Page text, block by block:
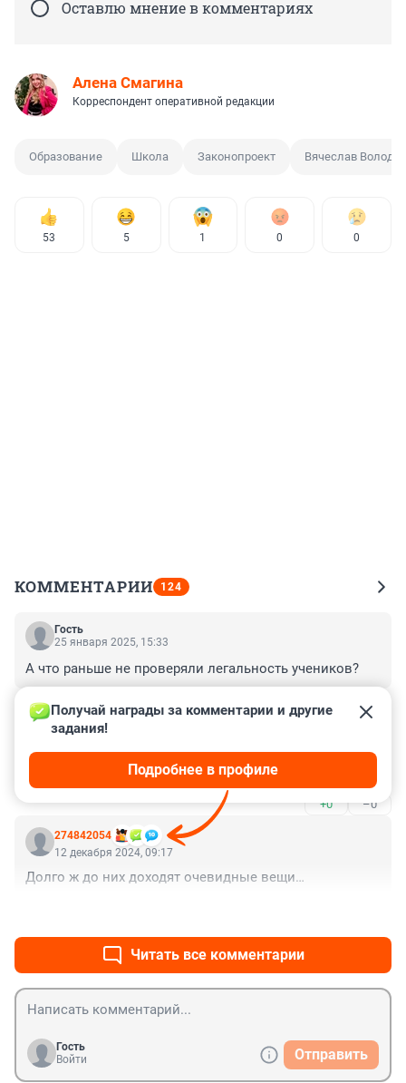
Оставлю мнение в комментариях
Алена Смагина
Корреспондент оперативной редакции
Образование Школа Законопроект Вячеслав
53 5 1 0 0
КОММЕНТАРИИ 124
Гость
25 января 2025, 15:33
А что раньше не проверяли легальность учеников?
–0
Гость
Самое верное решение, чтоб их тут вообще не было
+0 –0
274842054
Получай награды за комментарии и другие
задания!
Подробнее в профиле
12 декабря 2024, 09:17
Долго ж до них доходят очевидные вещи…
Читать все комментарии
Гость
Войти
Отправить